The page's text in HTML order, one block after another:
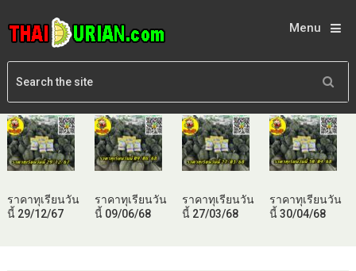
Menu
ราคาทุเรียนวัน
นี้ 29/12/67
ราคาทุเรียนวัน
นี้ 09/06/68
ราคาทุเรียนวัน
นี้ 27/03/68
ราคาทุเรียนวัน
นี้ 30/04/68